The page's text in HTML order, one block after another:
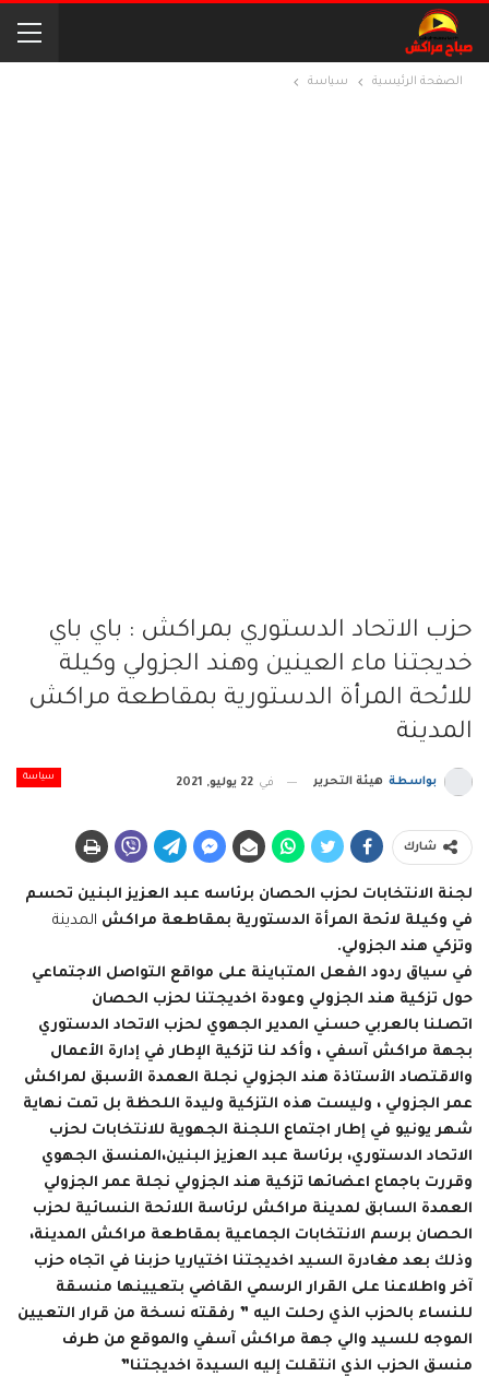
الصفحة الرئيسية سياسة
حزب الاتحاد الدستوري بمراكش : باي باي
خديجتنا ماء العينين وهند الجزولي وكيلة
للائحة المرأة الدستورية بمقاطعة مراكش
المدينة
سياسة بواسطة هيئة التحرير في 22 يوليو, 2021
شارك
لجنة الانتخابات لحزب الحصان برئاسه عبد العزيز البنين تحسم
في وكيلة لائحة المرأة الدستورية بمقاطعة مراكش المدينة
وتزكي هند الجزولي.
في سياق ردود الفعل المتباينة على مواقع التواصل الاجتماعي
حول تزكية هند الجزولي وعودة اخديجتنا لحزب الحصان
اتصلنا بالعربي حسني المدير الجهوي لحزب الاتحاد الدستوري
بجهة مراكش آسفي ، وأكد لنا تزكية الإطار في إدارة الأعمال
والاقتصاد الأستاذة هند الجزولي نجلة العمدة الأسبق لمراكش
عمر الجزولي ، وليست هذه التزكية وليدة اللحظة بل تمت نهاية
شهر يونيو في إطار اجتماع اللجنة الجهوية للانتخابات لحزب
الاتحاد الدستوري، برئاسة عبد العزيز البنين،المنسق الجهوي
وقررت باجماع اعضائها تزكية هند الجزولي نجلة عمر الجزولي
العمدة السابق لمدينة مراكش لرئاسة اللائحة النسائية لحزب
الحصان برسم الانتخابات الجماعية بمقاطعة مراكش المدينة،
وذلك بعد مغادرة السيد اخديجتنا اختياريا حزبنا في اتجاه حزب
آخر واطلاعنا على القرار الرسمي القاضي بتعيينها منسقة
للنساء بالحزب الذي رحلت اليه ” رفقته نسخة من قرار التعيين
الموجه للسيد والي جهة مراكش آسفي والموقع من طرف
منسق الحزب الذي انتقلت إليه السيدة اخديجتنا”